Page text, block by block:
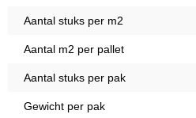
Aantal stuks per m2
Aantal m2 per pallet
Aantal stuks per pak
Gewicht per pak